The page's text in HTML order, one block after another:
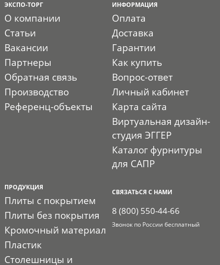
ЭКСПО-ТОРГ
О компании
Статьи
Вакансии
Партнеры
Обратная связь
Производство
Референц-объекты
ИНФОРМАЦИЯ
Оплата
Доставка
Гарантии
Как купить
Вопрос-ответ
Личный кабинет
Карта сайта
Виртуальная дизайн-
студия ЭГГЕР
Каталог фурнитуры
для САПР
ПРОДУКЦИЯ
Плиты с покрытием
Плиты без покрытия
Кромочный материал
Пластик
Столешницы и
СВЯЗАТЬСЯ С НАМИ
8 (800) 550-44-66
Звонок по России бесплатный